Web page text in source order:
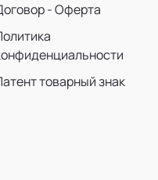
- Оферта
товарный знак